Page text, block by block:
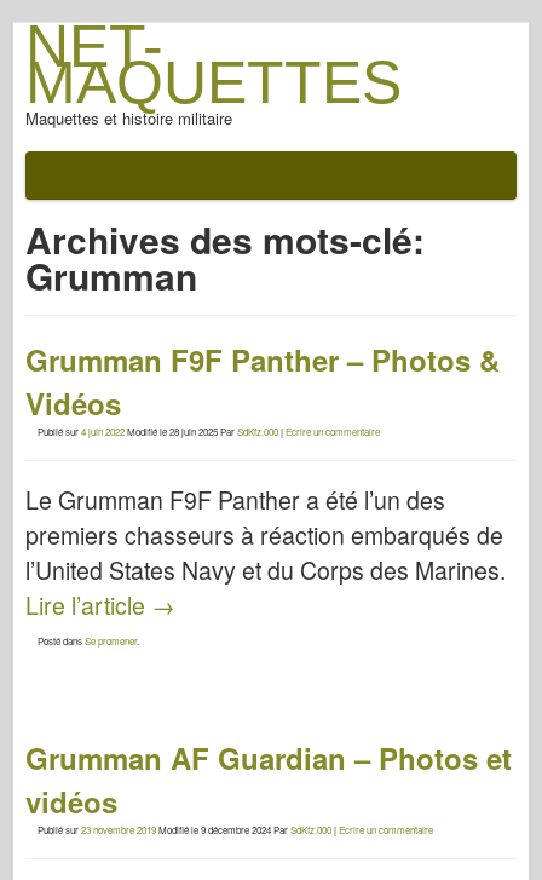
NET-
MAQUETTES
Maquettes et histoire militaire
Archives des mots-clé:
Grumman
Grumman F9F Panther – Photos &
Vidéos
Publié sur4 juin 2022Modifié le28 juin 2025ParSdKfz.000|Ecrire un commentaire
Le Grumman F9F Panther a été l’un des
premiers chasseurs à réaction embarqués de
l’United States Navy et du Corps des Marines.
Lire l’article →
Posté dansSe promener.
Grumman AF Guardian – Photos et
vidéos
Publié sur23 novembre 2019Modifié le9 décembre 2024ParSdKfz.000|Ecrire un commentaire